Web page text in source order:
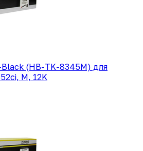
(HB-TK-8345M) для
M, 12K